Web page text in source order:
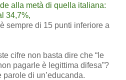
alla metà di quella italiana:
34,7%,
sempre di 15 punti inferiore a
cifre non basta dire che “le
pagarle è legittima difesa”?
di un’educanda.